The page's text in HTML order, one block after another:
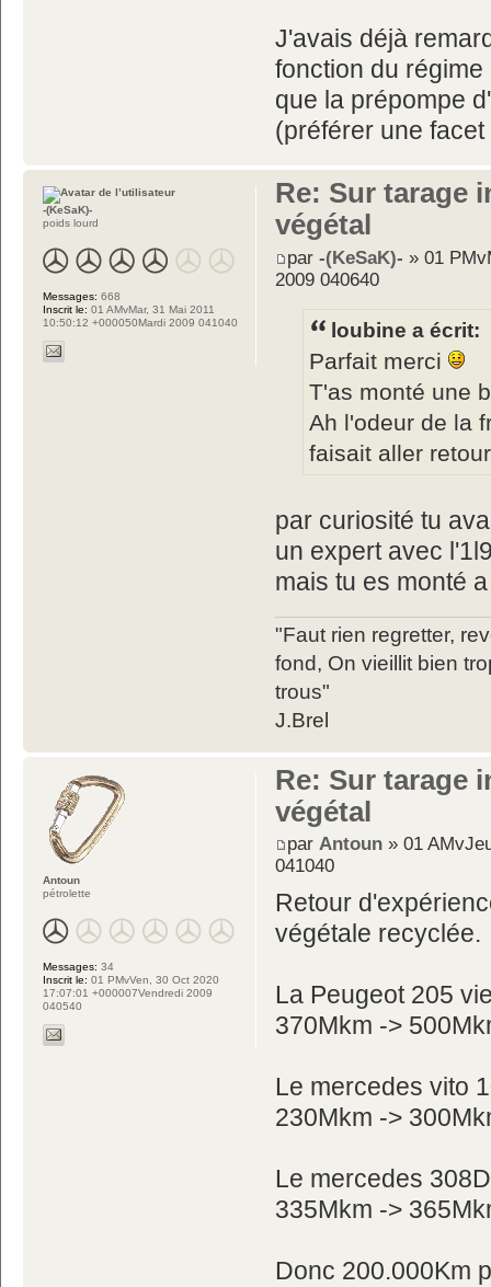
J'avais déjà
fonction du
que la prépompe
(préférer une
Re: Sur tarage
végétal
par-(KeSaK)- » 01
2009 040640
loubine a écrit:
Parfait merci
T'as monté une
Ah l'odeur de la
faisait aller
par curiosité tu
un expert avec
mais tu es monté
"Faut rien regretter,
fond, On vieillit bien
trous"
J.Brel
-(KeSaK)-
poids lourd
Messages: 668
Inscrit le: 01 AMvMar, 31 Mai 2011
10:50:12 +000050Mardi 2009 041040
Re: Sur tarage
végétal
parAntoun » 01
041040
Retour
végétale recyclée.
La Peugeot 205
370Mkm ->
Le mercedes vito
230Mkm ->
Le mercedes
335Mkm ->
Donc 200.000Km
Antoun
pétrolette
Messages: 34
Inscrit le: 01 PMvVen, 30 Oct 2020
17:07:01 +000007Vendredi 2009
040540